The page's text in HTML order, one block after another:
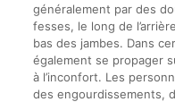
généralement par des
fesses, le long de
bas des jambes. Dans
également se propager
à l’inconfort. Les
des engourdissements,